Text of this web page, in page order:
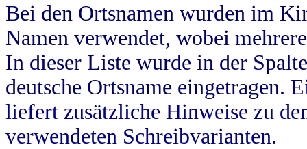
Bei den Ortsnamen wurden im
Namen verwendet, wobei
In dieser Liste wurde in der
deutsche Ortsname eingetragen.
liefert zusätzliche Hinweise zu
verwendeten Schreibvarianten.